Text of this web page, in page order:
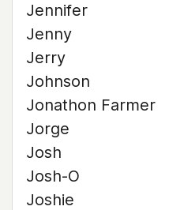
Jennifer
Jenny
Jerry
Johnson
Jonathon Farmer
Jorge
Josh
Josh-O
Joshie